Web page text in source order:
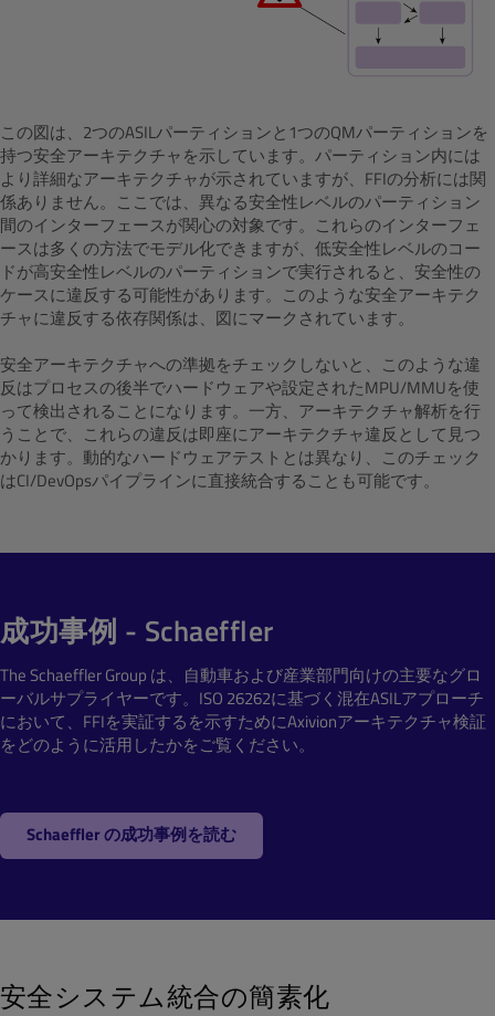
この図は、2つのASILパーティションと1つのQMパーティションを
持つ安全アーキテクチャを示しています。パーティション内には
より詳細なアーキテクチャが示されていますが、FFIの分析には関
係ありません。ここでは、異なる安全性レベルのパーティション
間のインターフェースが関心の対象です。これらのインターフェ
ースは多くの方法でモデル化できますが、低安全性レベルのコー
ドが高安全性レベルのパーティションで実行されると、安全性の
ケースに違反する可能性があります。このような安全アーキテク
チャに違反する依存関係は、図にマークされています。
安全アーキテクチャへの準拠をチェックしないと、このような違
反はプロセスの後半でハードウェアや設定されたMPU/MMUを使
って検出されることになります。一方、アーキテクチャ解析を行
うことで、これらの違反は即座にアーキテクチャ違反として見つ
かります。動的なハードウェアテストとは異なり、このチェック
はCI/DevOpsパイプラインに直接統合することも可能です。
成功事例 - Schaeffler
The Schaeffler Group は、自動車および産業部門向けの主要なグロ
ーバルサプライヤーです。ISO 26262に基づく混在ASILアプローチ
において、 FFIを実証するを示すためにAxivionアーキテクチャ検証
をどのように活用したかをご覧ください。
Schaeffler の成功事例を読む
安全システム統合の簡素化